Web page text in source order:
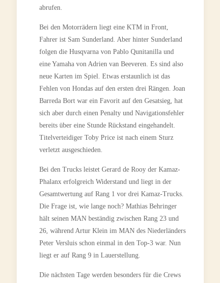
abrufen.
Bei den Motorrädern liegt eine KTM in Front,
Fahrer ist Sam Sunderland. Aber hinter Sunderland
folgen die Husqvarna von Pablo Qunitanilla und
eine Yamaha von Adrien van Beeveren. Es sind also
neue Karten im Spiel. Etwas erstaunlich ist das
Fehlen von Hondas auf den ersten drei Rängen. Joan
Barreda Bort war ein Favorit auf den Gesatsieg, hat
sich aber durch einen Penalty und Navigationsfehler
bereits über eine Stunde Rückstand eingehandelt.
Titelverteidiger Toby Price ist nach einem Sturz
verletzt ausgeschieden.
Bei den Trucks leistet Gerard de Rooy der Kamaz-
Phalanx erfolgreich Widerstand und liegt in der
Gesamtwertung auf Rang 1 vor drei Kamaz-Trucks.
Die Frage ist, wie lange noch? Mathias Behringer
hält seinen MAN beständig zwischen Rang 23 und
26, während Artur Klein im MAN des Niederländers
Peter Versluis schon einmal in den Top-3 war. Nun
liegt er auf Rang 9 in Lauerstellung.
Die nächsten Tage werden besonders für die Crews